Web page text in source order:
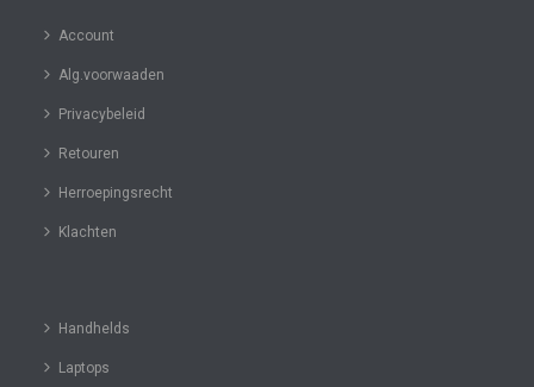
Account
Alg.voorwaaden
Privacybeleid
Retouren
Herroepingsrecht
Klachten
Handhelds
Laptops